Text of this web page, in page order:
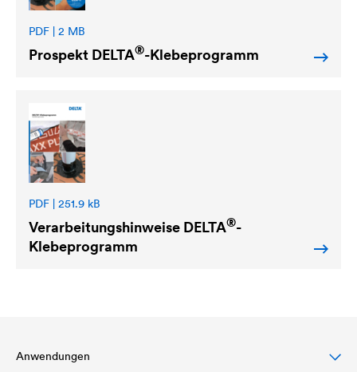
PDF | 2 MB
Prospekt DELTA®-Klebeprogramm
PDF | 251.9 kB
Verarbeitungshinweise DELTA®-
Klebeprogramm
Anwendungen